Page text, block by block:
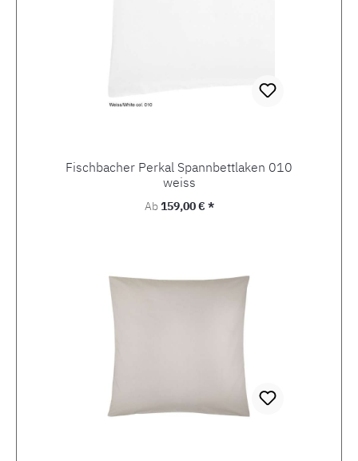
Fischbacher Perkal Spannbettlaken 010
weiss
Regulärer Preis:
Ab159,00 € *